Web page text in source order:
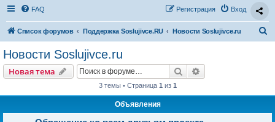
FAQ Вход
Регистрация
Список форумов Поддержка Soslujivce.RU Новости Soslujivce.ru
Новости Soslujivce.ru
Новая тема Поиск
3 темы • Страница 1 из 1
Объявления